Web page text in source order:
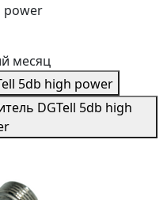
power
месяц